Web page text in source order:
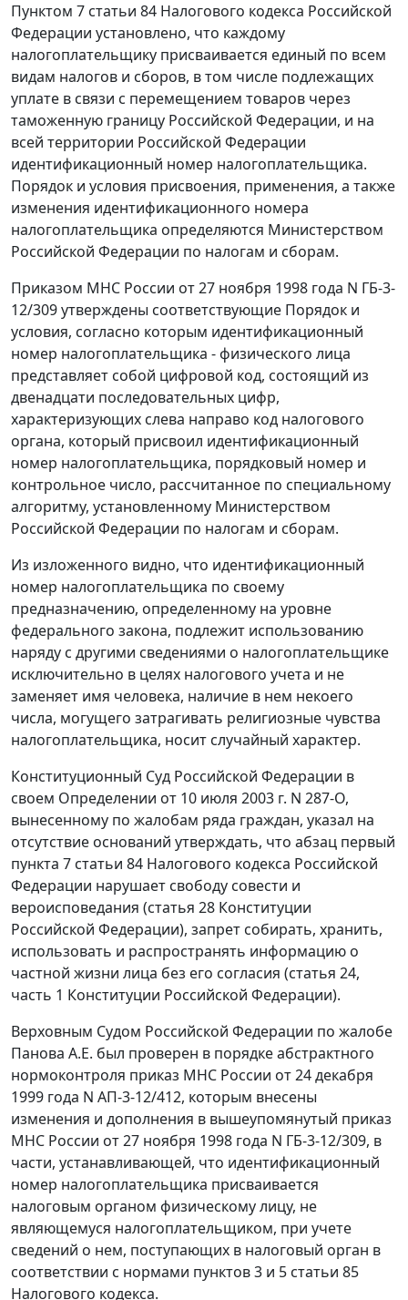
Пунктом 7 статьи 84 Налогового кодекса Российской
Федерации установлено, что каждому
налогоплательщику присваивается единый по всем
видам налогов и сборов, в том числе подлежащих
уплате в связи с перемещением товаров через
таможенную границу Российской Федерации, и на
всей территории Российской Федерации
идентификационный номер налогоплательщика.
Порядок и условия присвоения, применения, а также
изменения идентификационного номера
налогоплательщика определяются Министерством
Российской Федерации по налогам и сборам.
Приказом МНС России от 27 ноября 1998 года N ГБ-3-
12/309 утверждены соответствующие Порядок и
условия, согласно которым идентификационный
номер налогоплательщика - физического лица
представляет собой цифровой код, состоящий из
двенадцати последовательных цифр,
характеризующих слева направо код налогового
органа, который присвоил идентификационный
номер налогоплательщика, порядковый номер и
контрольное число, рассчитанное по специальному
алгоритму, установленному Министерством
Российской Федерации по налогам и сборам.
Из изложенного видно, что идентификационный
номер налогоплательщика по своему
предназначению, определенному на уровне
федерального закона, подлежит использованию
наряду с другими сведениями о налогоплательщике
исключительно в целях налогового учета и не
заменяет имя человека, наличие в нем некоего
числа, могущего затрагивать религиозные чувства
налогоплательщика, носит случайный характер.
Конституционный Суд Российской Федерации в
своем Определении от 10 июля 2003 г. N 287-О,
вынесенному по жалобам ряда граждан, указал на
отсутствие оснований утверждать, что абзац первый
пункта 7 статьи 84 Налогового кодекса Российской
Федерации нарушает свободу совести и
вероисповедания (статья 28 Конституции
Российской Федерации), запрет собирать, хранить,
использовать и распространять информацию о
частной жизни лица без его согласия (статья 24,
часть 1 Конституции Российской Федерации).
Верховным Судом Российской Федерации по жалобе
Панова А.Е. был проверен в порядке абстрактного
нормоконтроля приказ МНС России от 24 декабря
1999 года N АП-3-12/412, которым внесены
изменения и дополнения в вышеупомянутый приказ
МНС России от 27 ноября 1998 года N ГБ-3-12/309, в
части, устанавливающей, что идентификационный
номер налогоплательщика присваивается
налоговым органом физическому лицу, не
являющемуся налогоплательщиком, при учете
сведений о нем, поступающих в налоговый орган в
соответствии с нормами пунктов 3 и 5 статьи 85
Налогового кодекса.